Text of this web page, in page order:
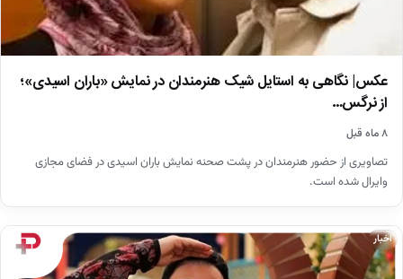
عکس| نگاهی به استایل شیک هنرمندان در نمایش «باران اسیدی»؛
از نرگس…
۸ ماه قبل
تصاویری از حضور هنرمندان در پشت صحنه نمایش باران اسیدی در فضای مجازی
وایرال شده است.
اخبار